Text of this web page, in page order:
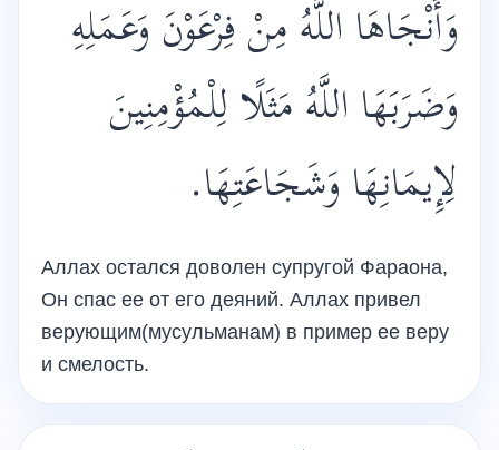
وَأَنْجَاهَا اللَّهُ مِنْ فِرْعَوْنَ وَعَمَلِهِ
وَضَرَبَهَا اللَّهُ مَثَلًا ‏لِلْمُؤْمِنِينَ
لِإِيمَانِهَا وَشَجَاعَتِهَا.
Аллах остался доволен супругой Фараона,
Он спас ее от его деяний. Аллах привел
верующим(мусульманам) в пример ее веру
и смелость.